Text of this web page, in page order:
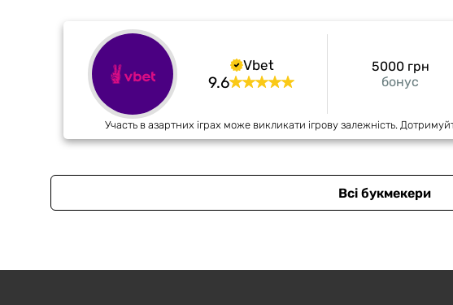
Vbet
9.6 бонус
5000 грн
Участь в азартних іграх може викликати ігрову залежність.
Всі букмекери